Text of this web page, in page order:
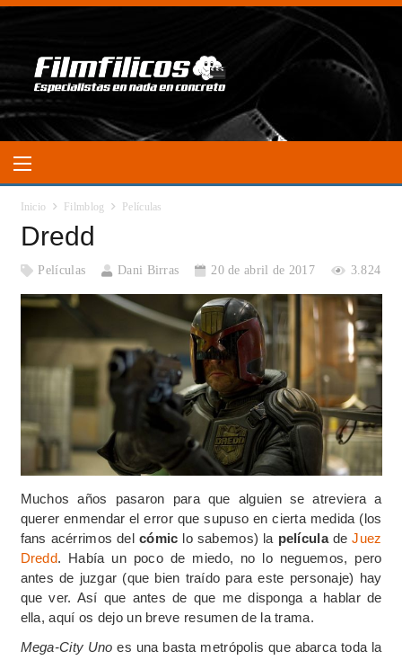
Inicio Filmblog Películas
Dredd
Películas Dani Birras 20 de abril de 2017 3.824
Muchos años pasaron para que alguien se atreviera a
querer enmendar el error que supuso en cierta medida (los
fans acérrimos del cómic lo sabemos) la películadeJuez
Dredd. Había un poco de miedo, no lo neguemos, pero
antes de juzgar (que bien traído para este personaje) hay
que ver. Así que antes de que me disponga a hablar de
ella, aquí os dejo un breve resumen de la trama.
Mega-City Uno es una basta metrópolis que abarca toda la